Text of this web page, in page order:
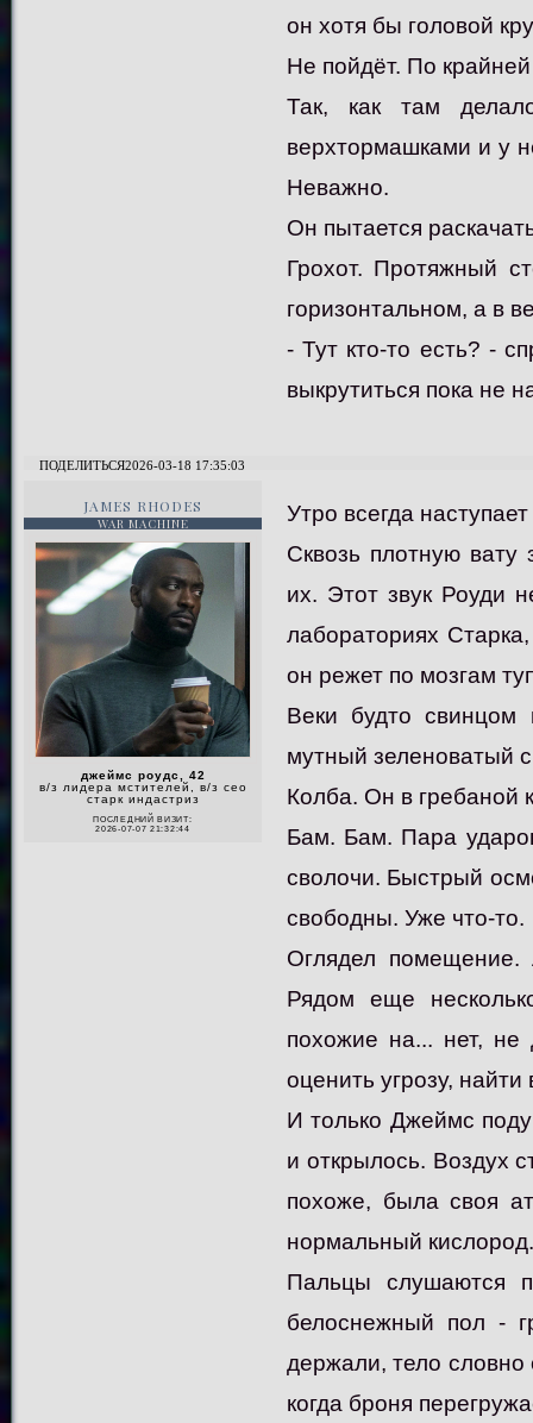
он хотя бы головой
Не пойдёт. По
Так, как там
верхтормашками и у
Неважно.
Он пытается
Грохот. Протяжный
горизонтальном, а в
- Тут кто-то есть? -
выкрутиться пока не
ПОДЕЛИТЬСЯ2026-03-18 17:35:03
JAMES RHODES
WAR MACHINE
джеймс роудс, 42
в/з лидера мстителей, в/з сео
старк индастриз
ПОСЛЕДНИЙ ВИЗИТ:
2026-07-07 21:32:44
Утро всегда
Сквозь плотную вату
их. Этот звук Роуди
лабораториях
он режет по мозгам
Веки будто
мутный зеленоватый
Колба. Он в гребаной
Бам. Бам. Пара
сволочи. Быстрый
свободны. Уже что-то.
Оглядел помещение.
Рядом еще
похожие на... нет, не
оценить угрозу,
И только Джеймс
и открылось. Воздух
похоже, была своя
нормальный кислород.
Пальцы слушаются
белоснежный пол -
держали, тело словно
когда броня